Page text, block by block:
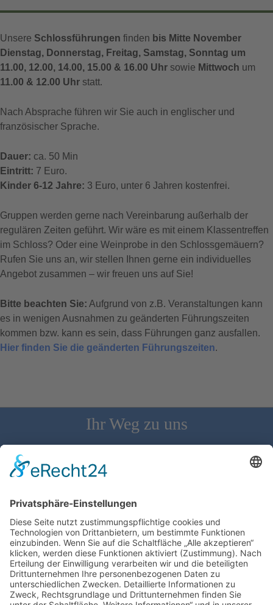
Unsere Schlossführungen finden bis Mitte November
Dienstag, Donnerstag, Freitag, Samstag, Sonntag um
11.00, 12.00, 14.00, 15.00 & 16.00 Uhr sowie Mittwoch um
11.00 & 12.00 Uhr statt.
Nach Absprache führen wir Sie auch in englischer und
französischer Sprache.
Dauer: ca. 50 Min
Eintritt: 7 Euro.
Kinder 6-12 Jahre: 3 Euro, unter 6 Jahren kostenfrei.
Gruppen werden gerne nach Vereinbarung außerhalb der
regulären Zeiten geführt. Wir wäre es mit einem Klassentreffen
im Schloss? Oder eine Weinprobe in den Schlossgemäuern?
Rufen Sie uns an, wir stellen Ihnen gerne ein individuelles
Angebot zusammen – wir freuen uns auf Sie!
Bitte beachten Sie: Aufgrund von z.B. Veranstaltungen kann
es in wenigen Ausnahmen zu geänderten Führungszeiten
kommen bzw. kann es sein, dass Führungen ganz ausfallen.
Hier finden Sie die geänderten Führungszeiten.
Ihr Weg zu uns
Schloss Bürgeln, 79418 Schliengen | Telefon: 07626/237 | E-
Mail: direktion@schlossbuergeln.de
Wir benötigen Ihre Zustimmung, um den
Google Maps-Service zu laden!
Wir verwenden einen Service eines
Drittanbieters, um Karteninhalte einzubetten.
Dieser Service kann Daten zu Ihren Aktivitäten
sammeln. Bitte lesen Sie die Details durch und